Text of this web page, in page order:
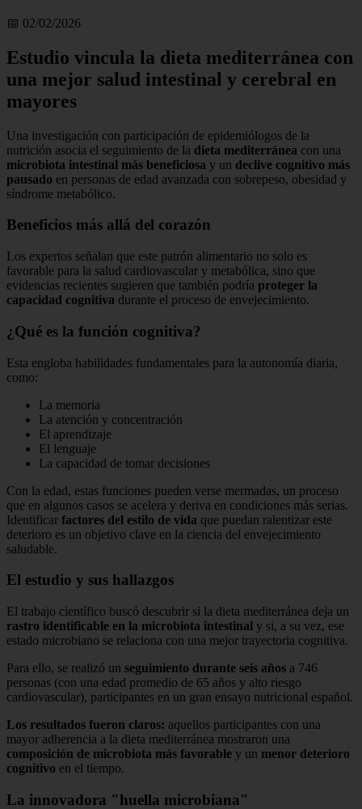
📅 02/02/2026
Estudio vincula la dieta mediterránea con
una mejor salud intestinal y cerebral en
mayores
Una investigación con participación de epidemiólogos de la
nutrición asocia el seguimiento de la dieta mediterránea con una
microbiota intestinal más beneficiosa y un declive cognitivo más
pausado en personas de edad avanzada con sobrepeso, obesidad y
síndrome metabólico.
Beneficios más allá del corazón
Los expertos señalan que este patrón alimentario no solo es
favorable para la salud cardiovascular y metabólica, sino que
evidencias recientes sugieren que también podría proteger la
capacidad cognitiva durante el proceso de envejecimiento.
¿Qué es la función cognitiva?
Esta engloba habilidades fundamentales para la autonomía diaria,
como:
La memoria
La atención y concentración
El aprendizaje
El lenguaje
La capacidad de tomar decisiones
Con la edad, estas funciones pueden verse mermadas, un proceso
que en algunos casos se acelera y deriva en condiciones más serias.
Identificar factores del estilo de vida que puedan ralentizar este
deterioro es un objetivo clave en la ciencia del envejecimiento
saludable.
El estudio y sus hallazgos
El trabajo científico buscó descubrir si la dieta mediterránea deja un
rastro identificable en la microbiota intestinal y si, a su vez, ese
estado microbiano se relaciona con una mejor trayectoria cognitiva.
Para ello, se realizó un seguimiento durante seis años a 746
personas (con una edad promedio de 65 años y alto riesgo
cardiovascular), participantes en un gran ensayo nutricional español.
Los resultados fueron claros: aquellos participantes con una
mayor adherencia a la dieta mediterránea mostraron una
composición de microbiota más favorable y un menor deterioro
cognitivo en el tiempo.
La innovadora "huella microbiana"